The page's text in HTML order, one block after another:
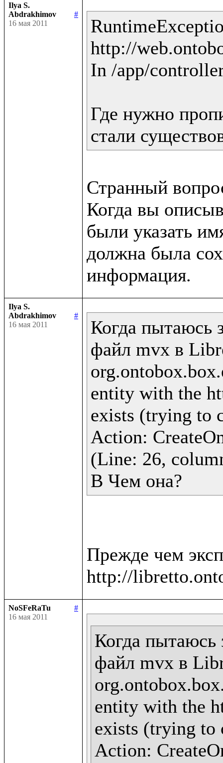
Ilya S.
Abdrakhimov
#
16 мая 2011
http://
In /app/
Где нужно
стали
Странный
Когда вы
были указать
должна была
Ilya S.
Abdrakhimov
#
16 мая 2011
Когда пытаюсь
файл mvx в
entity with the
exists (trying to
Action:
(Line: 26,
В Чем она?
Прежде чем
NoSFeRaTu
#
16 мая 2011
Когда пытаюсь
файл mvx в
entity with the
exists (trying to
Action: